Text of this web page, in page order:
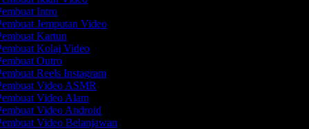
Intro
Jemputan Video
Kartun
Kolaj Video
Outro
Reels Instagram
Video ASMR
Video Alam
Video Android
Video Belanjawan